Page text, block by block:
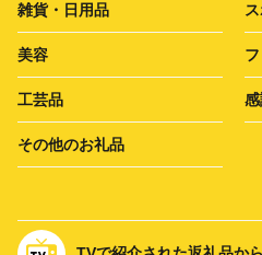
雑貨・日用品
美容
工芸品
その他のお礼品